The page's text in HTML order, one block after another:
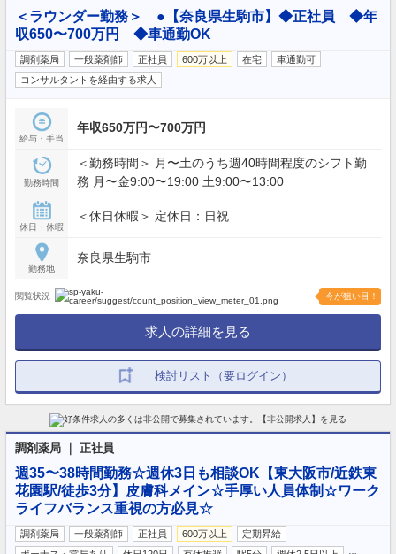
＜ラウンダー勤務＞ ●【奈良県生駒市】◆正社員 ◆年
収650〜700万円 ◆車通勤OK
調剤薬局 一般薬剤師 正社員 600万以上 在宅
車通勤可
コンサルタントを経由する求人
給与・手当
年収650万円〜700万円
勤務時間
＜勤務時間＞ 月〜土のうち週40時間程度のシフト勤
務 月〜金9:00〜19:00 土9:00〜13:00
休日・休暇
＜休日休暇＞ 定休日：日祝
勤務地
奈良県生駒市
閲覧状況 今が狙い目！
求人の詳細を見る
検討リスト（要ログイン）
調剤薬局 ｜ 正社員
週35〜38時間勤務☆週休3日も相談OK【東大阪市/近鉄東
花園駅/徒歩3分】皮膚科メイン☆手厚い人員体制☆ワーク
ライフバランス重視の方必見☆
調剤薬局 一般薬剤師 正社員 600万以上
定期昇給